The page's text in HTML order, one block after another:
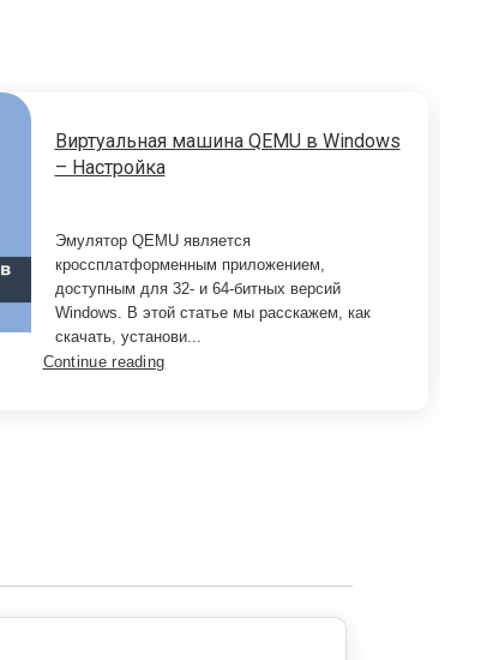
Виртуальная машина QEMU в Windows
– Настройка
Эмулятор QEMU является
кроссплатформенным приложением,
доступным для 32- и 64-битных версий
Windows. В этой статье мы расскажем, как
скачать, установи...
Continue reading